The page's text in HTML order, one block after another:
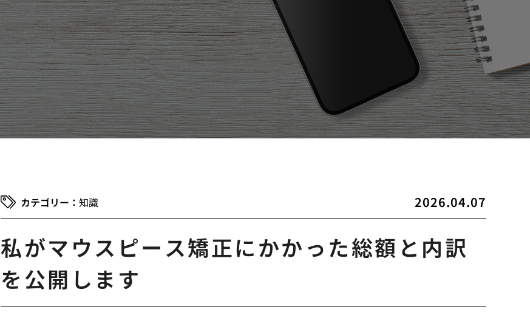
2026.04.07
知識
私がマウスピース矯正にかかった総額と内訳
を公開します